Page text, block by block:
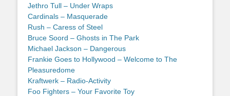
Jethro Tull – Under Wraps
Cardinals – Masquerade
Rush – Caress of Steel
Bruce Soord – Ghosts in The Park
Michael Jackson – Dangerous
Frankie Goes to Hollywood – Welcome to The
Pleasuredome
Kraftwerk – Radio-Activity
Foo Fighters – Your Favorite Toy